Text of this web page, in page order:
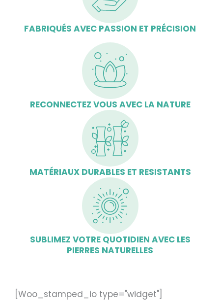
FABRIQUÉS AVEC PASSION ET PRÉCISION
RECONNECTEZ VOUS AVEC LA NATURE
MATÉRIAUX DURABLES ET RESISTANTS
SUBLIMEZ VOTRE QUOTIDIEN AVEC LES
PIERRES NATURELLES
[Woo_stamped_io type="widget"]